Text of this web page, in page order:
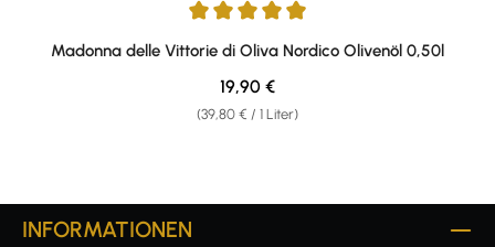
Durchschnittliche Bewertung von 4.93 von 5 Sternen
Madonna delle Vittorie di Oliva Nordico Olivenöl 0,50l
(39,80 € / 1 Liter)
Regulärer Preis:
19,90 €
INFORMATIONEN